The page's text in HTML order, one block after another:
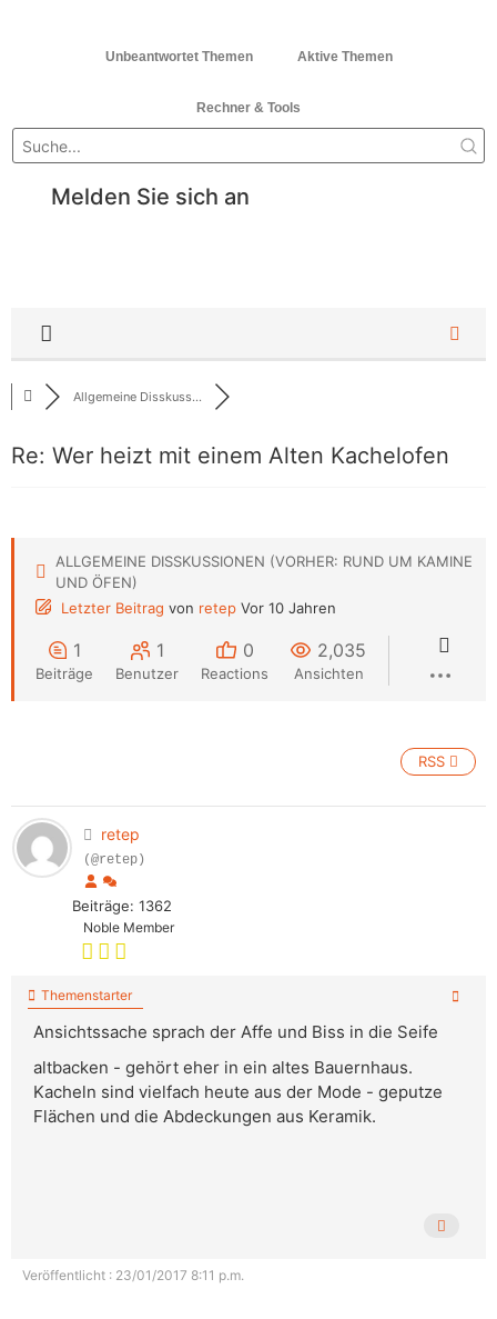
Unbeantwortet Themen Aktive Themen
Rechner & Tools
Melden Sie sich an
Allgemeine Disskuss...
Re: Wer heizt mit einem Alten Kachelofen
ALLGEMEINE DISSKUSSIONEN (VORHER: RUND UM KAMINE
UND ÖFEN)
Letzter Beitrag von retep Vor 10 Jahren
1
Beiträge
1
Benutzer
0
Reactions
2,035
Ansichten
RSS
retep
(@retep)
Beiträge: 1362
Noble Member
Themenstarter
Ansichtssache sprach der Affe und Biss in die Seife
altbacken - gehört eher in ein altes Bauernhaus.
Kacheln sind vielfach heute aus der Mode - geputze
Flächen und die Abdeckungen aus Keramik.
Veröffentlicht : 23/01/2017 8:11 p.m.